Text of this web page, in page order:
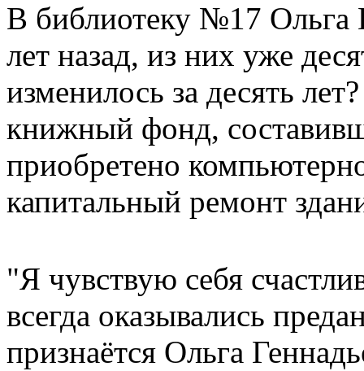
В библиотеку №17 Ольга
лет назад, из них уже
изменилось за десять
книжный фонд,
приобретено
капитальный ремонт
"Я чувствую себя
всегда оказывались
признаётся Ольга